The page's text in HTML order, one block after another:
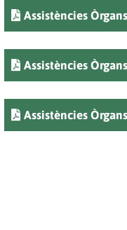
Assistències
Assistències
Assistències